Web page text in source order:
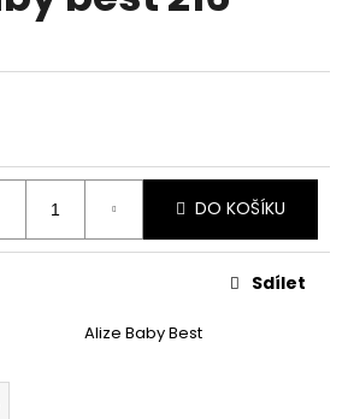
DO KOŠÍKU
Alize Baby Best
Sdílet